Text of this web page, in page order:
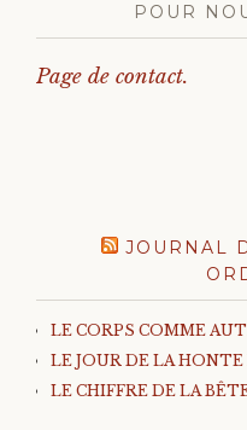
POUR
Page de contact.
JOURNAL
LE CORPS COMME
LE JOUR DE LA
LE CHIFFRE DE LA